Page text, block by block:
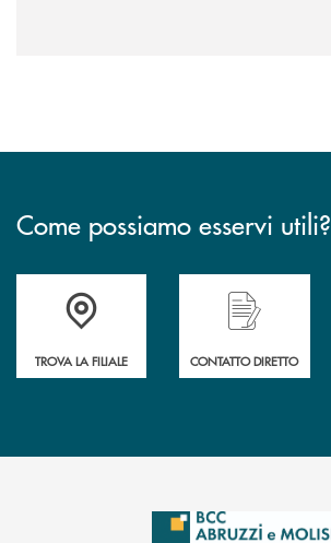
Come possiamo esservi utili?
Accedi all' elenco completo delle filiali .
TROVA LA FILIALE CONTATTO DIRETTO